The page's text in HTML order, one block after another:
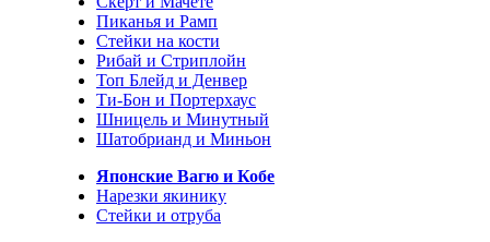
Пиканья и Рамп
Стейки на кости
Рибай и Стриплойн
Топ Блейд и Денвер
Ти-Бон и Портерхаус
Шницель и Минутный
Шатобрианд и Миньон
Японские Вагю и Кобе
Нарезки якинику
Стейки и отруба